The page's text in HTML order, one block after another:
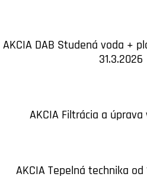
AKCIA DAB Studená voda +
31.3.2026
AKCIA Filtrácia a úprava
AKCIA Tepelná technika od